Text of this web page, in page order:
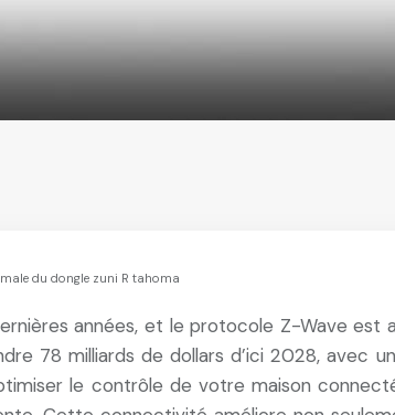
du dongle zuni R tahoma
années, et le protocole Z-Wave
78 milliards de dollars d’ici 2028, avec
le contrôle de votre maison